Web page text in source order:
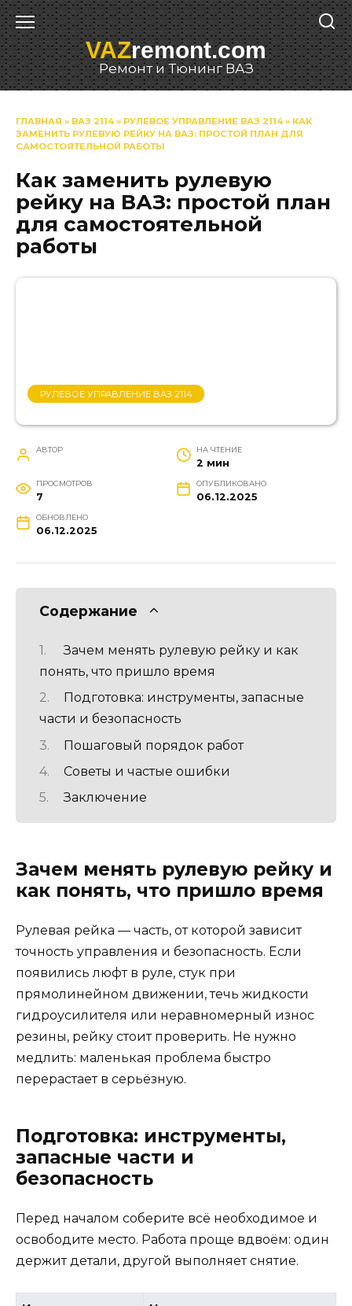
Перейти
к
содержаниюVAZremont.com
Ремонт и Тюнинг ВАЗ
ГЛАВНАЯ » ВАЗ 2114 » РУЛЕВОЕ УПРАВЛЕНИЕ ВАЗ 2114 » КАК
ЗАМЕНИТЬ РУЛЕВУЮ РЕЙКУ НА ВАЗ: ПРОСТОЙ ПЛАН ДЛЯ
САМОСТОЯТЕЛЬНОЙ РАБОТЫ
Как заменить рулевую
рейку на ВАЗ: простой план
для самостоятельной
работы
РУЛЕВОЕ УПРАВЛЕНИЕ ВАЗ 2114
АВТОР НА ЧТЕНИЕ
2 мин
ПРОСМОТРОВ
7
ОПУБЛИКОВАНО
06.12.2025
ОБНОВЛЕНО
06.12.2025
Содержание
Зачем менять рулевую рейку и как
понять, что пришло время
Подготовка: инструменты, запасные
части и безопасность
Пошаговый порядок работ
Советы и частые ошибки
Заключение
Зачем менять рулевую рейку и
как понять, что пришло время
Рулевая рейка — часть, от которой зависит
точность управления и безопасность. Если
появились люфт в руле, стук при
прямолинейном движении, течь жидкости
гидроусилителя или неравномерный износ
резины, рейку стоит проверить. Не нужно
медлить: маленькая проблема быстро
перерастает в серьёзную.
Подготовка: инструменты,
запасные части и
безопасность
Перед началом соберите всё необходимое и
освободите место. Работа проще вдвоём: один
держит детали, другой выполняет снятие.